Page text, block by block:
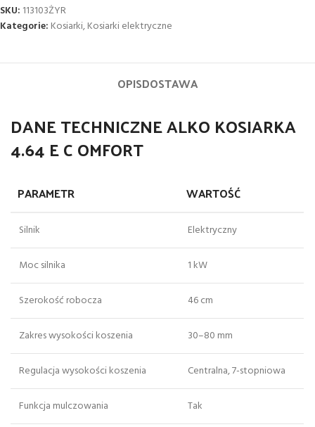
SKU: 113103ŻYR
Kategorie: Kosiarki,Kosiarki elektryczne
OPISDOSTAWA
DANE TECHNICZNE ALKO KOSIARKA
4.64 E C OMFORT
PARAMETR WARTOŚĆ
Silnik Elektryczny
Moc silnika 1 kW
Szerokość robocza 46 cm
Zakres wysokości koszenia 30–80 mm
Regulacja wysokości koszenia Centralna, 7-stopniowa
Funkcja mulczowania Tak